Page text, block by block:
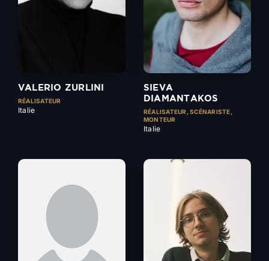
VALERIO ZURLINI
RÉALISATEUR
Italie
SIEVA
DIAMANTAKOS
RÉALISATEUR, SCÉNARISTE,
MONTEUR
Italie